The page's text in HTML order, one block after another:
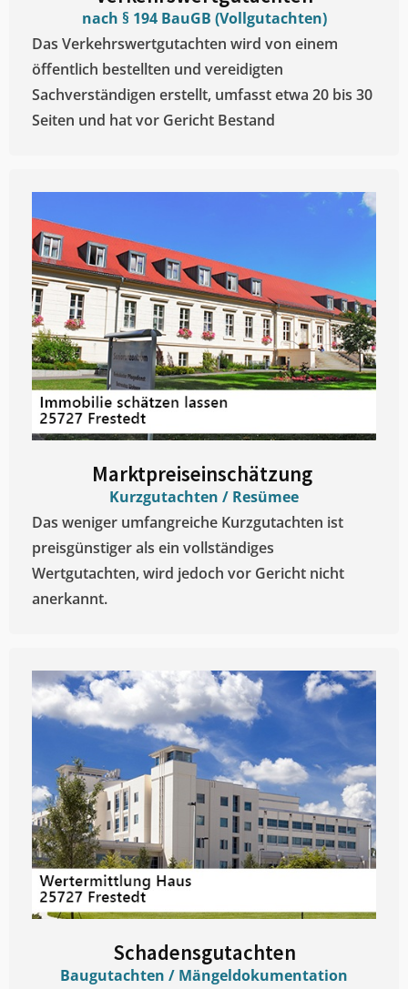
nach § 194 BauGB (Vollgutachten)
Das Verkehrswertgutachten wird von einem
öffentlich bestellten und vereidigten
Sachverständigen erstellt, umfasst etwa 20 bis 30
Seiten und hat vor Gericht Bestand
Marktpreiseinschätzung ​
Kurzgutachten / Resümee
Das weniger umfangreiche Kurzgutachten ist
preisgünstiger als ein vollständiges
Wertgutachten, wird jedoch vor Gericht nicht
anerkannt.
Schadensgutachten
Baugutachten / Mängeldokumentation